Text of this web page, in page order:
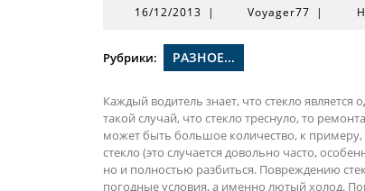
16/12/2013 16/12/2013
| Voyager77 |
Рубрики: РАЗНОЕ...
Каждый водитель знает, что стекло
такой случай, что стекло треснуло, то
может быть большое количество, к
стекло (это случается довольно часто,
но и полностью разбиться. Повреждению
погодные условия, а именно лютый холод.